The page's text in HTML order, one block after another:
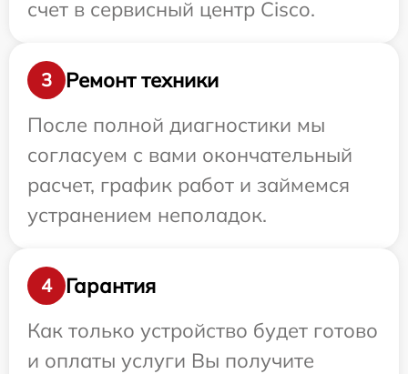
счет в сервисный центр Cisco.
3
Ремонт техники
После полной диагностики мы
согласуем с вами окончательный
расчет, график работ и займемся
устранением неполадок.
4
Гарантия
Как только устройство будет готово
и оплаты услуги Вы получите